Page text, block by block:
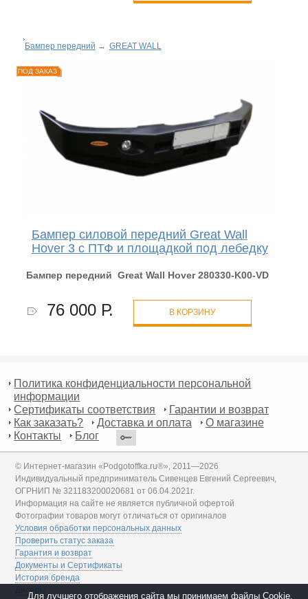
Бампер передний → GREAT WALL
ПОД ЗАКАЗ
Бампер силовой передний Great Wall
Hover 3 с ПТФ и площадкой под лебедку
Бампер передний Great Wall Hover 280330-K00-VD
76 000 Р. В КОРЗИНУ
Политика конфиденциальности персональной
информации
Сертификаты соответствия
Гарантии и возврат
Как заказать?
Доставка и оплата
О магазине
Контакты
Блог
© Интернет-магазин «Podgotoffka.ru®», 2011—2026
Индивидуальный предприниматель Сивенцев Евгений Сергеевич,
ОГРНИП № 321183200020681 от 06.04.2021г.
Информация на сайте не является публичной офертой
Фотографии товаров могут отличаться от оригиналов
Условия обработки персональных данных
Проверить статус заказа
Гарантия и возврат
Документы и Сертификаты
История бренда
Для лучшего отображения сайта мы принимаем файлы Cookie.